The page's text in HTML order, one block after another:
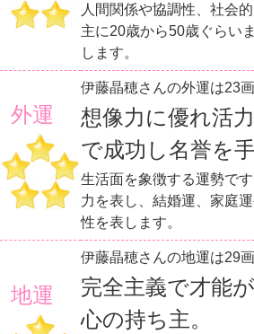
人間関係や協調性、社会
主に20歳から50歳ぐらい
します。
外運
伊藤晶穂さんの外運は23
想像力に優れ活
で成功し名誉を
生活面を象徴する運勢で
力を表し、結婚運、家庭
性を表します。
地運
伊藤晶穂さんの地運は29
完全主義で才能
心の持ち主。